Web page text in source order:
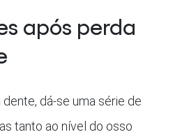
após perda
dá-se uma série de
tanto ao nível do osso